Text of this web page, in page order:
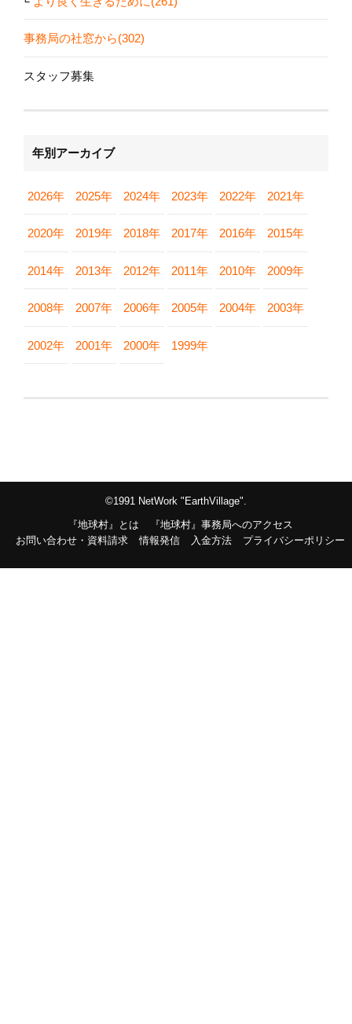
事務局の社窓から(302)
スタッフ募集
年別アーカイブ
2026年 2025年 2024年 2023年 2022年 2021年
2020年 2019年 2018年 2017年 2016年 2015年
2014年 2013年 2012年 2011年 2010年 2009年
2008年 2007年 2006年 2005年 2004年 2003年
2002年 2001年 2000年 1999年
©1991 NetWork "EarthVillage".
『地球村』とは
『地球村』事務局へのアクセス
お問い合わせ・資料請求
情報発信 入金方法 プライバシーポリシー